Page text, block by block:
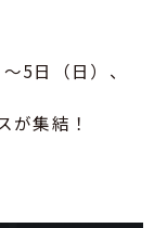
5日（日）、
が集結！